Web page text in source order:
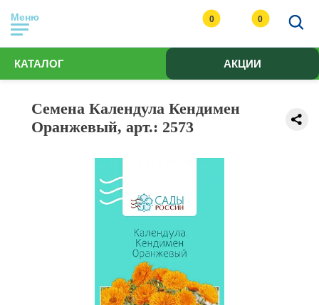
Меню 0 0
КАТАЛОГ АКЦИИ
Семена Календула Кендимен
Оранжевый, арт.: 2573